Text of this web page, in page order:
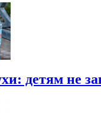
детям не